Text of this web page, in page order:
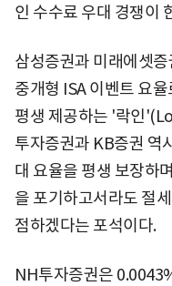
인 수수료 우대 경쟁이
삼성증권과 미래에셋
중개형 ISA 이벤트 요
평생 제공하는 '락인
투자증권과 KB증권 역
대 요율을 평생 보장하
을 포기하고서라도 절
점하겠다는 포석이다.
NH투자증권은